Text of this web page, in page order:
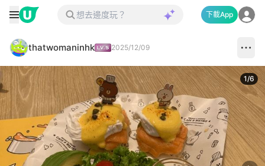
下載App
thatwomaninhk 2025/12/09
1/6